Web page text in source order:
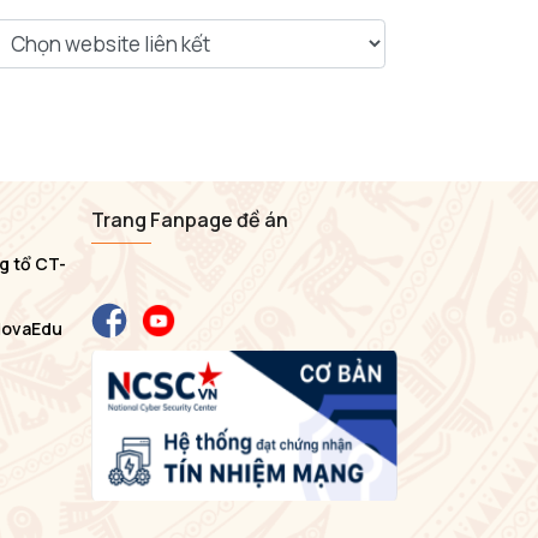
tổ CT-
Trang Fanpage đề án